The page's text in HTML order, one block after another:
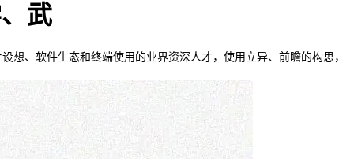
武
、软件生态和终端使用的业界资深人才，使用立异、前瞻的构思，